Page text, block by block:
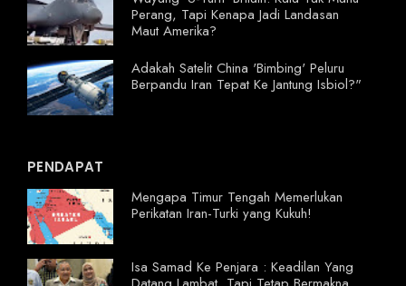
Perang, Tapi Kenapa Jadi Landasan
Maut Amerika?
Adakah Satelit China 'Bimbing' Peluru
Berpandu Iran Tepat Ke Jantung Isbiol?"
PENDAPAT
Mengapa Timur Tengah Memerlukan
Perikatan Iran-Turki yang Kukuh!
Isa Samad Ke Penjara : Keadilan Yang